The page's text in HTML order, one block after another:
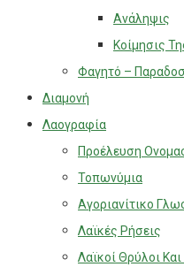
Ανάληψις
Κοίμησις
Φαγητό –
Διαμονή
Λαογραφία
Προέλευση
Τοπωνύμια
Αγοριανίτικο
Λαϊκές Ρήσεις
Λαϊκοί Θρύλοι